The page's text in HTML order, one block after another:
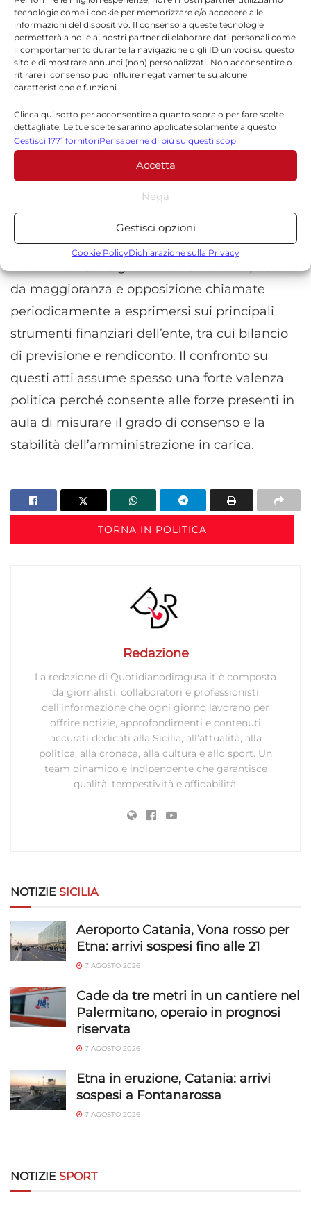
tecnologie come i cookie per memorizzare e/o accedere alle
informazioni del dispositivo. Il consenso a queste tecnologie
permetterà a noi e ai nostri partner di elaborare dati personali come
il comportamento durante la navigazione o gli ID univoci su questo
sito e di mostrare annunci (non) personalizzati. Non acconsentire o
ritirare il consenso può influire negativamente su alcune
caratteristiche e funzioni.
Clicca qui sotto per acconsentire a quanto sopra o per fare scelte
dettagliate. Le tue scelte saranno applicate solamente a questo
sito. È possibile modificare le impostazioni in qualsiasi momento,
compreso il ritiro del consenso, utilizzando i pulsanti della Cookie
Policy o cliccando sul pulsante di gestione del consenso nella parte
inferiore dello schermo.
Statistiche
Archiviare informazioni su dispositivo e/o accedervi, Misurare le
prestazioni degli annunci, Misurare le prestazioni dei contenuti,
combinazione di dati provenienti da fonti diverse.
Marketing
Archiviare informazioni su dispositivo e/o accedervi, Utilizzare
dati limitati per la selezione della pubblicità, Creare profili per la
pubblicità personalizzata, Creare profili per la personalizzazione
dei contenuti, Utilizzare profili per la selezione di contenuti
personalizzati, Sviluppare e migliorare i servizi, Utilizzare dati
limitati per la selezione dei contenuti.
Abbinare e combinare dati provenienti da altre
fonti di dati, Collegare diversi dispositivi,
trasmesse automaticamente.
Riconoscere i dispositivi in base a informazioni
richieste attivamente.
rilevare frodi, correggere errori, Erogare
Salvare e comunicare le scelte sulla
privacy.
Gestisci 1771 fornitoriPer saperne di più su questi scopi
Accetta
Nega
Gestisci opzioni
Cookie PolicyDichiarazione sulla Privacy
di controllo e proposta all’interno dell’aula
consiliare.
Il rendiconto di gestione rappresenta uno
finanziaria degli enti locali. Il documento
certifica infatti i risultati della gestione
economica e patrimoniale dell’anno
fondamentale per valutare lo stato dei conti
da maggioranza e opposizione chiamate
periodicamente a esprimersi sui principali
strumenti finanziari dell’ente, tra cui bilancio
di previsione e rendiconto. Il confronto su
questi atti assume spesso una forte valenza
politica perché consente alle forze presenti in
aula di misurare il grado di consenso e la
stabilità dell’amministrazione in carica.
TORNA IN POLITICA
Redazione
La redazione di Quotidianodiragusa.it è composta
da giornalisti, collaboratori e professionisti
dell’informazione che ogni giorno lavorano per
offrire notizie, approfondimenti e contenuti
accurati dedicati alla Sicilia, all’attualità, alla
politica, alla cronaca, alla cultura e allo sport. Un
team dinamico e indipendente che garantisce
qualità, tempestività e affidabilità.
NOTIZIE SICILIA
Aeroporto Catania, Vona rosso per
Etna: arrivi sospesi fino alle 21
7 AGOSTO 2026
Cade da tre metri in un cantiere nel
Palermitano, operaio in prognosi
riservata
7 AGOSTO 2026
Etna in eruzione, Catania: arrivi
sospesi a Fontanarossa
7 AGOSTO 2026
NOTIZIE SPORT